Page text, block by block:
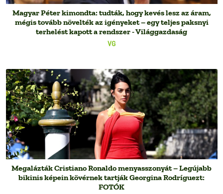
VG
Magyar Péter kimondta: tudták, hogy kevés lesz az áram,
mégis tovább növelték az igényeket – egy teljes paksnyi
terhelést kapott a rendszer - Világgazdaság
Megalázták Cristiano Ronaldo menyasszonyát – Legújabb
bikinis képein kövérnek tartják Georgina Rodríguezt:
FOTÓK